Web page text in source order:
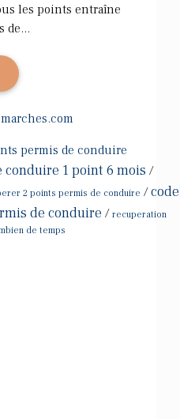
les points entraîne
de...
permis de conduire
conduire 1 point 6 mois /
2 points permis de conduire /code
de conduire / recuperation
de temps